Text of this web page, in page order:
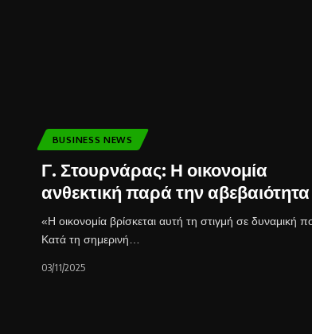
BUSINESS NEWS
Γ. Στουρνάρας: Η οικονομία
ανθεκτική παρά την αβεβαιότητα
«Η οικονομία βρίσκεται αυτή τη στιγμή σε δυναμική
Κατά τη σημερινή…
03/11/2025